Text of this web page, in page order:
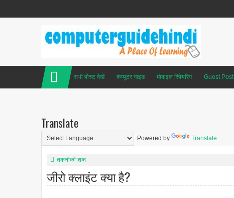
सभी पोस्ट देखें कंप्यूटर गाइड मोबाइल रिपेयरिंग Guest Post
Translate
Powered by Translate
तकनीकी शब्द
जीरो क्लाइंट क्या है?